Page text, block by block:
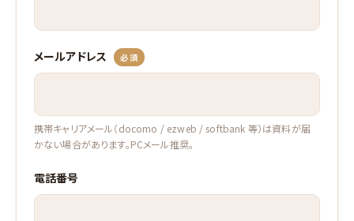
メールアドレス 必須
携帯キャリアメール（docomo / ezweb / softbank 等）は資料が届
かない場合があります。PCメール推奨。
電話番号